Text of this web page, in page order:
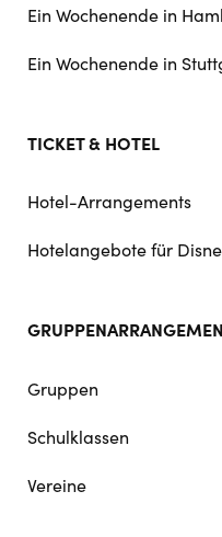
Ein Wochenende in
Ein Wochenende in
TICKET & HOTEL
Hotel-Arrangements
Hotelangebote für
Gruppen
Schulklassen
Vereine